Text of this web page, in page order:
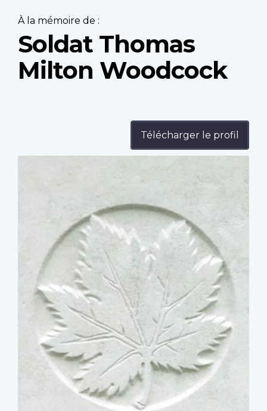
À la mémoire de :
Soldat Thomas
Milton Woodcock
Télécharger le profil